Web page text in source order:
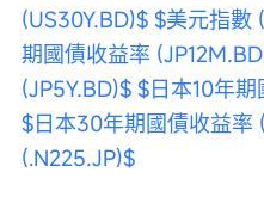
(US30Y.BD)$ $美元指數
期國債收益率
(JP5Y.BD)$ $日本10年期
$日本30年期國債收益率
(.N225.JP)$